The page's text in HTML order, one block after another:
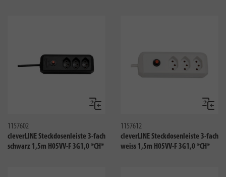
Vergleichen
1157602
cleverLINE Steckdosenleiste 3-fach
schwarz 1,5m H05VV-F 3G1,0 *CH*
1157612
cleverLINE Steckdosenleiste 3-fach
weiss 1,5m H05VV-F 3G1,0 *CH*